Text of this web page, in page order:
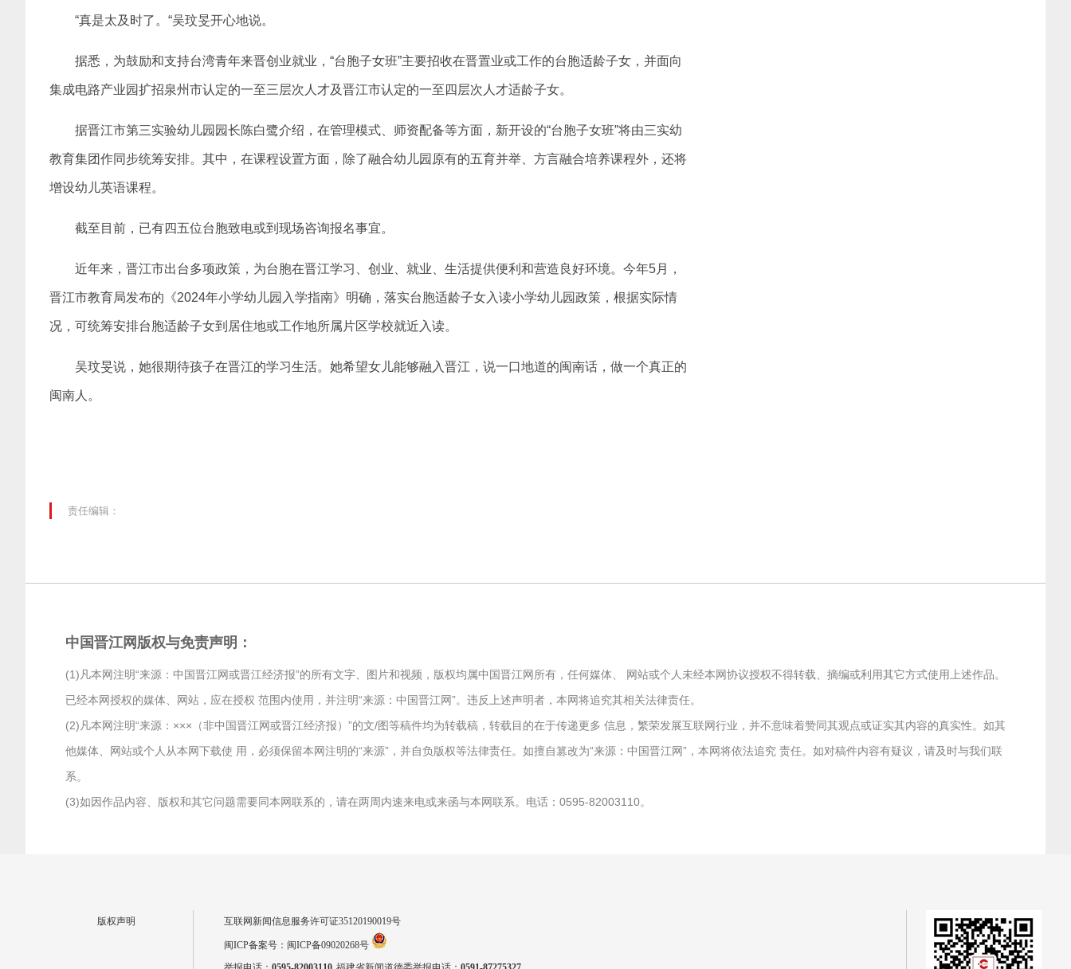
“真是太及时了。“吴玟旻开心地说。
据悉，为鼓励和支持台湾青年来晋创业就业，“台胞子女班”主要招收在晋置业或工作的台胞适龄子女，并面向
集成电路产业园扩招泉州市认定的一至三层次人才及晋江市认定的一至四层次人才适龄子女。
据晋江市第三实验幼儿园园长陈白鹭介绍，在管理模式、师资配备等方面，新开设的“台胞子女班”将由三实幼
教育集团作同步统筹安排。其中，在课程设置方面，除了融合幼儿园原有的五育并举、方言融合培养课程外，还将
增设幼儿英语课程。
截至目前，已有四五位台胞致电或到现场咨询报名事宜。
近年来，晋江市出台多项政策，为台胞在晋江学习、创业、就业、生活提供便利和营造良好环境。今年5月，
晋江市教育局发布的《2024年小学幼儿园入学指南》明确，落实台胞适龄子女入读小学幼儿园政策，根据实际情
况，可统筹安排台胞适龄子女到居住地或工作地所属片区学校就近入读。
吴玟旻说，她很期待孩子在晋江的学习生活。她希望女儿能够融入晋江，说一口地道的闽南话，做一个真正的
闽南人。
责任编辑：
中国晋江网版权与免责声明：
(1)凡本网注明“来源：中国晋江网或晋江经济报”的所有文字、图片和视频，版权均属中国晋江网所有，任何媒体、 网站或个人未经本网协议授权不得转载、摘编或利用其它方式使用上述作品。
已经本网授权的媒体、网站，应在授权 范围内使用，并注明“来源：中国晋江网”。违反上述声明者，本网将追究其相关法律责任。
(2)凡本网注明“来源：×××（非中国晋江网或晋江经济报）”的文/图等稿件均为转载稿，转载目的在于传递更多 信息，繁荣发展互联网行业，并不意味着赞同其观点或证实其内容的真实性。如其
他媒体、网站或个人从本网下载使 用，必须保留本网注明的“来源”，并自负版权等法律责任。如擅自篡改为“来源：中国晋江网”，本网将依法追究 责任。如对稿件内容有疑议，请及时与我们联
系。
(3)如因作品内容、版权和其它问题需要同本网联系的，请在两周内速来电或来函与本网联系。电话：0595-82003110。
版权声明 互联网新闻信息服务许可证35120190019号
闽ICP备案号：闽ICP备09020268号